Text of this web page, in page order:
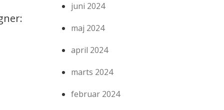
juni 2024
maj 2024
april 2024
marts 2024
februar 2024